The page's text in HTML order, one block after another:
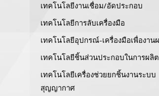
เทคโนโลยีงานเชื่อม/อัดประกอบ
เทคโนโลยีการลับเครื่องมือ
เทคโนโลยีอุปกรณ์-เครื่องมือเพื่องาน
เทคโนโลยีชิ้นส่วนประกอบในการผลิต
เทคโนโลยีเครื่องช่วยยกชิ้นงานระบบ
สุญญากาศ